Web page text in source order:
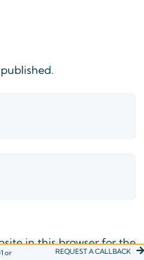
or REQUEST A CALLBACK
in this browser for the